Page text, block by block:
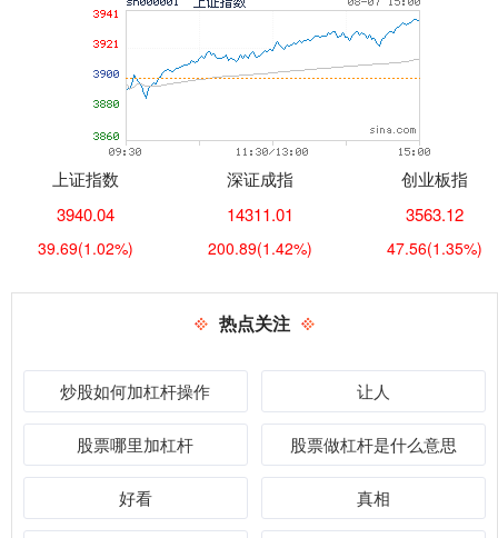
上证指数
3940.04
39.69(1.02%)
深证成指
14311.01
200.89(1.42%)
创业板指
3563.12
47.56(1.35%)
热点关注
炒股如何加杠杆操作 让人
股票哪里加杠杆 股票做杠杆是什么意思
好看 真相